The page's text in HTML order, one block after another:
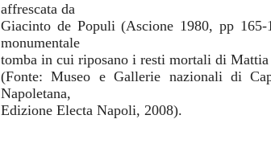
affrescata da
Giacinto de Populi (Ascione 1980, pp
monumentale
tomba in cui riposano i resti mortali di
(Fonte: Museo e Gallerie nazionali di
Napoletana,
Edizione Electa Napoli, 2008).